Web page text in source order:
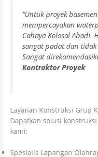
“Untuk proyek
mempercayakan
Cahaya Kolosal Abadi.
sangat padat dan tidak
Sangat
Kontraktor Proyek
Layanan Konstruksi Grup
Dapatkan solusi
kami:
Spesialis Lapangan